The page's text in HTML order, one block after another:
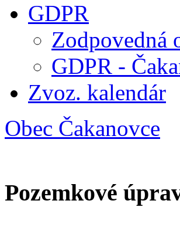
GDPR
Zodpovedná
GDPR -
Zvoz. kalendár
Obec Čakanovce
Pozemkové